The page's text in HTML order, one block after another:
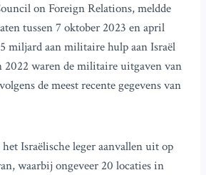
on Foreign Relations, meldde
tussen 7 oktober 2023 en april
miljard aan militaire hulp aan Israël
2022 waren de militaire uitgaven van
de meest recente gegevens van
Israëlische leger aanvallen uit op
waarbij ongeveer 20 locaties in